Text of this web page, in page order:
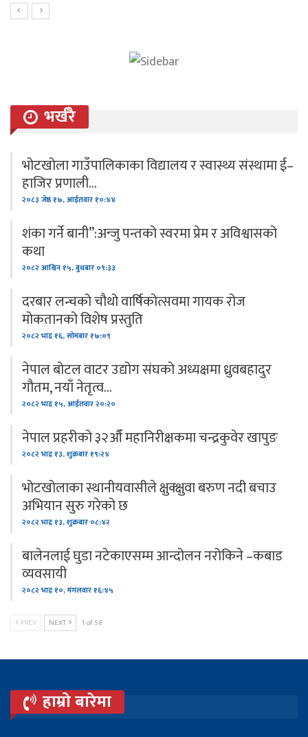
भर्खरै
भोटखोला गाउँपालिकाका विद्यालय र स्वास्थ्य संस्थामा ई–
हाजिर प्रणाली…
२०८३ जेष्ठ १७, आईतवार १०:४४
शंका गर्ने बानी”:अन्जु पन्तको स्वरमा प्रेम र अविश्वासको
कथा
२०८२ आश्विन १५, बुधबार ०९:३३
दरबार लन्चको चौथो वार्षिकोत्सवमा गायक रोज
मोकतानको विशेष प्रस्तुति
२०८२ भाद्र १६, सोमबार १७:०९
नेपाल बोटल वाटर उद्योग संघको अध्यक्षमा ध्रुवबहादुर
गौतम, नयाँ नेतृत्व…
२०८२ भाद्र १५, आईतवार २०:२०
नेपाल प्रहरीको ३२औँ महानिरीक्षकमा चन्द्रकुवेर खापुङ
२०८२ भाद्र १३, शुक्रबार १९:२४
भोटखोलाका स्थानीयवासीले क्षुक्क्षुवा बरुण नदी बचाउ
अभियान सुरु गरेको छ
२०८२ भाद्र १३, शुक्रबार ०८:४२
बालेनलाई घुडा नटेकाएसम्म आन्दोलन नरोकिने –कबाड
व्यवसायी
२०८२ भाद्र १०, मंगलवार १६:४५
PREV NEXT 1 of 58
हाम्रो बारेमा